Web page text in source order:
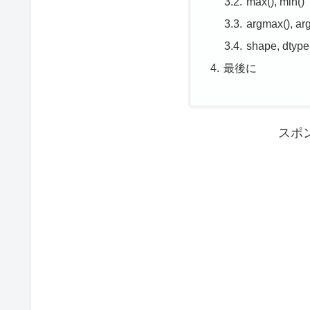
argmax(),
shape, dtype
最後に
スポ